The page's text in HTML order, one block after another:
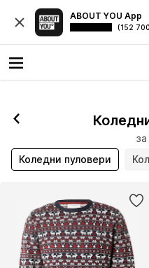
ABOUT YOU App
(152
Коледни пуловери